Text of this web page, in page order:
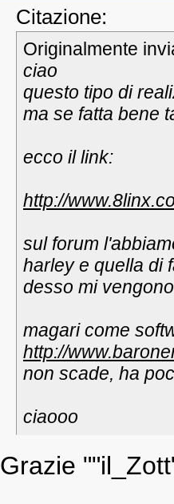
Citazione:
Originalmente
ciao
questo tipo di
ma se fatta bene
ecco il link:
http://
sul forum
harley e quella di
desso mi
magari come
http://
non scade, ha
ciaooo
Grazie